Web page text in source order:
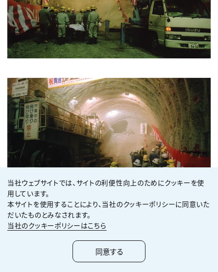
鉄道建設・運輸施設整備支援機構
北海道新幹線建設局 都築 保勇 局長
当社ウェブサイトでは、サイトの利便性向上のためにクッキーを使
用しています。
本サイトを使用することにより、当社のクッキーポリシーに同意いた
だいたものとみなされます。
当社のクッキーポリシーはこちら
同意する